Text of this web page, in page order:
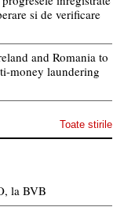
si de verificare
and Romania to
money laundering
Toate stirile
la BVB